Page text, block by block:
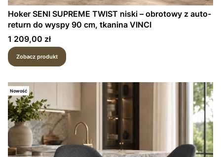
Hoker SENI SUPREME TWIST niski – obrotowy z auto-
return do wyspy 90 cm, tkanina VINCI
Cena
1 209,00 zł
Zobacz produkt
Nowość